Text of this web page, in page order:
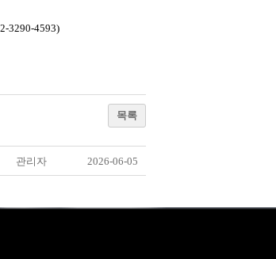
3290-4593)
목록
관리자 2026-06-05